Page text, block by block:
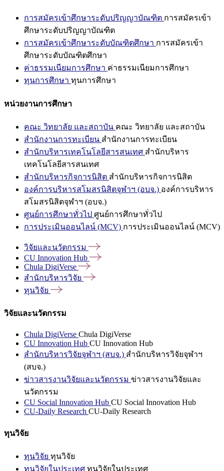
การสมัครเข้าศึกษาระดับปริญญาบัณฑิต การสมัครเข้า
ศึกษาระดับปริญญาบัณฑิต
การสมัครเข้าศึกษาระดับบัณฑิตศึกษา การสมัครเข้า
ศึกษาระดับบัณฑิตศึกษา
ค่าธรรมเนียมการศึกษา ค่าธรรมเนียมการศึกษา
ทุนการศึกษา ทุนการศึกษา
หน่วยงานการศึกษา
คณะ วิทยาลัย และสถาบัน คณะ วิทยาลัย และสถาบัน
สำนักงานการทะเบียน สำนักงานการทะเบียน
สำนักบริหารเทคโนโลยีสารสนเทศ สำนักบริหาร
เทคโนโลยีสารสนเทศ
สำนักบริหารกิจการนิสิต สำนักบริหารกิจการนิสิต
องค์การบริหารสโมสรนิสิตจุฬาฯ (อบจ.) องค์การบริหาร
สโมสรนิสิตจุฬาฯ (อบจ.)
ศูนย์การศึกษาทั่วไป ศูนย์การศึกษาทั่วไป
การประเมินออนไลน์ (MCV) การประเมินออนไลน์ (MCV)
วิจัยและนวัตกรรม
CU Innovation Hub
Chula DigiVerse
สำนักบริหารวิจัย
ทุนวิจัย
วิจัยและนวัตกรรม
Chula DigiVerse Chula DigiVerse
CU Innovation Hub CU Innovation Hub
สำนักบริหารวิจัยจุฬาฯ (สบจ.) สำนักบริหารวิจัยจุฬาฯ
(สบจ.)
ข่าวสารงานวิจัยและนวัตกรรม ข่าวสารงานวิจัยและ
นวัตกรรม
CU Social Innovation Hub CU Social Innovation Hub
CU-Daily Research CU-Daily Research
ทุนวิจัย
ทุนวิจัย ทุนวิจัย
ทุนวิจัยในประเทศ ทุนวิจัยในประเทศ